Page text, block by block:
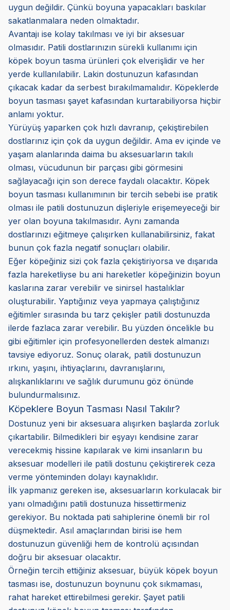
uygun değildir. Çünkü boyuna yapacakları baskılar
sakatlanmalara neden olmaktadır.
Avantajı ise kolay takılması ve iyi bir aksesuar
olmasıdır. Patili dostlarınızın sürekli kullanımı için
köpek boyun tasma ürünleri çok elverişlidir ve her
yerde kullanılabilir. Lakin dostunuzun kafasından
çıkacak kadar da serbest bırakılmamalıdır. Köpeklerde
boyun tasması şayet kafasından kurtarabiliyorsa hiçbir
anlamı yoktur.
Yürüyüş yaparken çok hızlı davranıp, çekiştirebilen
dostlarınız için çok da uygun değildir. Ama ev içinde ve
yaşam alanlarında daima bu aksesuarların takılı
olması, vücudunun bir parçası gibi görmesini
sağlayacağı için son derece faydalı olacaktır. Köpek
boyun tasması kullanımının bir tercih sebebi ise pratik
olması ile patili dostunuzun dişleriyle erişemeyeceği bir
yer olan boyuna takılmasıdır. Aynı zamanda
dostlarınızı eğitmeye çalışırken kullanabilirsiniz, fakat
bunun çok fazla negatif sonuçları olabilir.
Eğer köpeğiniz sizi çok fazla çekiştiriyorsa ve dışarıda
fazla hareketliyse bu ani hareketler köpeğinizin boyun
kaslarına zarar verebilir ve sinirsel hastalıklar
oluşturabilir. Yaptığınız veya yapmaya çalıştığınız
eğitimler sırasında bu tarz çekişler patili dostunuzda
ilerde fazlaca zarar verebilir. Bu yüzden öncelikle bu
gibi eğitimler için profesyonellerden destek almanızı
tavsiye ediyoruz. Sonuç olarak, patili dostunuzun
ırkını, yaşını, ihtiyaçlarını, davranışlarını,
alışkanlıklarını ve sağlık durumunu göz önünde
bulundurmalısınız.
Köpeklere Boyun Tasması Nasıl Takılır?
Dostunuz yeni bir aksesuara alışırken başlarda zorluk
çıkartabilir. Bilmedikleri bir eşyayı kendisine zarar
verecekmiş hissine kapılarak ve kimi insanların bu
aksesuar modelleri ile patili dostunu çekiştirerek ceza
verme yönteminden dolayı kaynaklıdır.
İlk yapmanız gereken ise, aksesuarların korkulacak bir
yanı olmadığını patili dostunuza hissettirmeniz
gerekiyor. Bu noktada pati sahiplerine önemli bir rol
düşmektedir. Asıl amaçlarından birisi ise hem
dostunuzun güvenliği hem de kontrolü açısından
doğru bir aksesuar olacaktır.
Örneğin tercih ettiğiniz aksesuar, büyük köpek boyun
tasması ise, dostunuzun boynunu çok sıkmaması,
rahat hareket ettirebilmesi gerekir. Şayet patili